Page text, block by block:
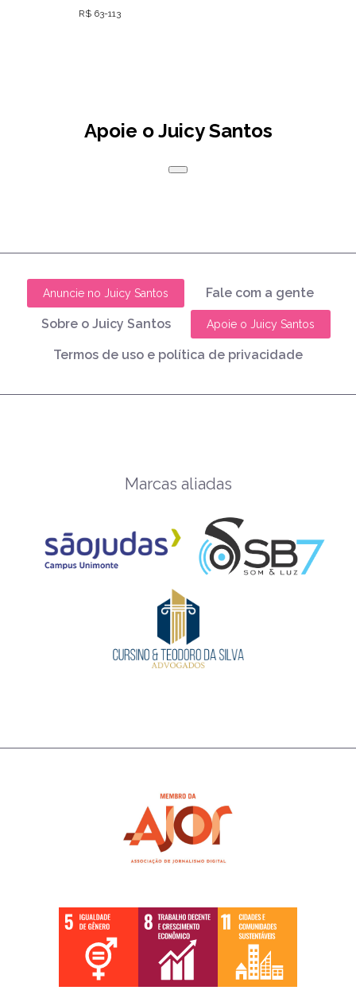
R$ 63-113
Apoie o Juicy Santos
Anuncie no Juicy Santos Fale com a gente
Sobre o Juicy Santos Apoie o Juicy Santos
Termos de uso e política de privacidade
Marcas aliadas